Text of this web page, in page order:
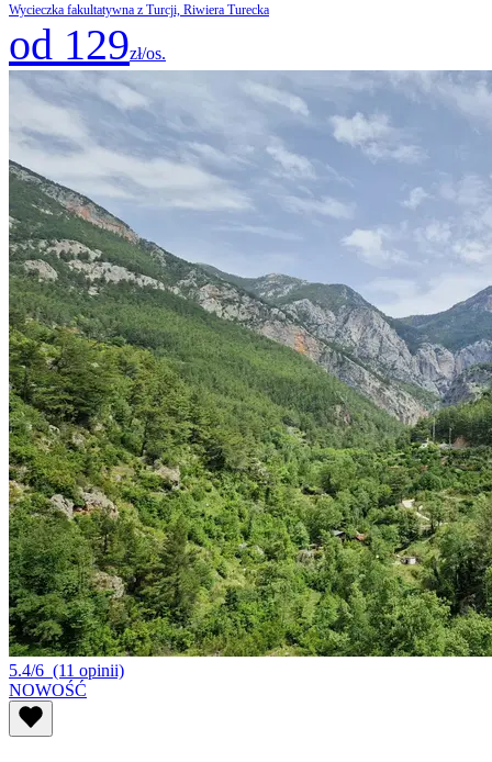
Wycieczka fakultatywna z Turcji, Riwiera Turecka
od 129zł/os.
5.4/6 (11 opinii)
NOWOŚĆ